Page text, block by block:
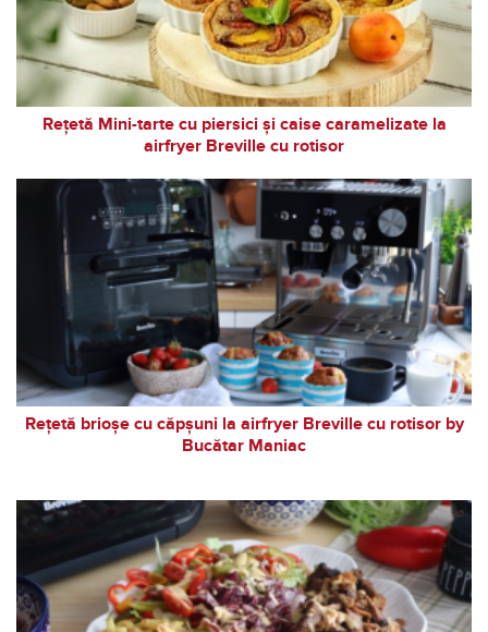
Rețetă Mini-tarte cu piersici și caise caramelizate la
airfryer Breville cu rotisor
Rețetă brioșe cu căpșuni la airfryer Breville cu rotisor by
Bucătar Maniac